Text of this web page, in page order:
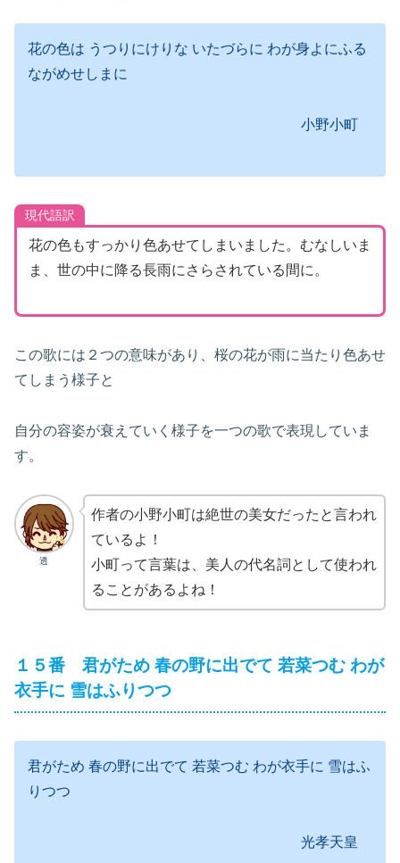
花の色は うつりにけりな いたづらに わが身よにふる
ながめせしまに
小野小町
現代語訳
花の色もすっかり色あせてしまいました。むなしいま
ま、世の中に降る長雨にさらされている間に。
この歌には２つの意味があり、桜の花が雨に当たり色あせ
てしまう様子と
自分の容姿が衰えていく様子を一つの歌で表現していま
す。
透
作者の小野小町は絶世の美女だったと言われ
ているよ！
小町って言葉は、美人の代名詞として使われ
ることがあるよね！
１５番 君がため 春の野に出でて 若菜つむ わが
衣手に 雪はふりつつ
君がため 春の野に出でて 若菜つむ わが衣手に 雪はふ
りつつ
光孝天皇